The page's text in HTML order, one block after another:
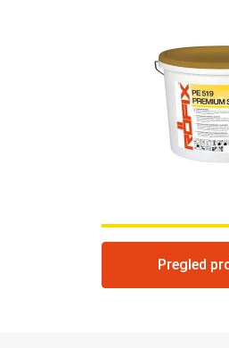
Pregled